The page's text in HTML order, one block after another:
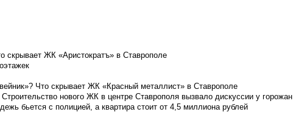
скрывает ЖК «Аристократъ» в Ставрополе
Что скрывает ЖК «Красный металлист» в Ставрополе
нового ЖК в центре Ставрополя вызвало дискуссии у горожан
бьется с полицией, а квартира стоит от 4,5 миллиона рублей